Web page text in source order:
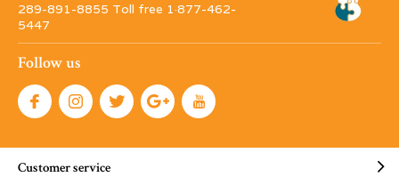
289-891-8855 Toll free 1·877-462-
5447
Follow us
Customer service